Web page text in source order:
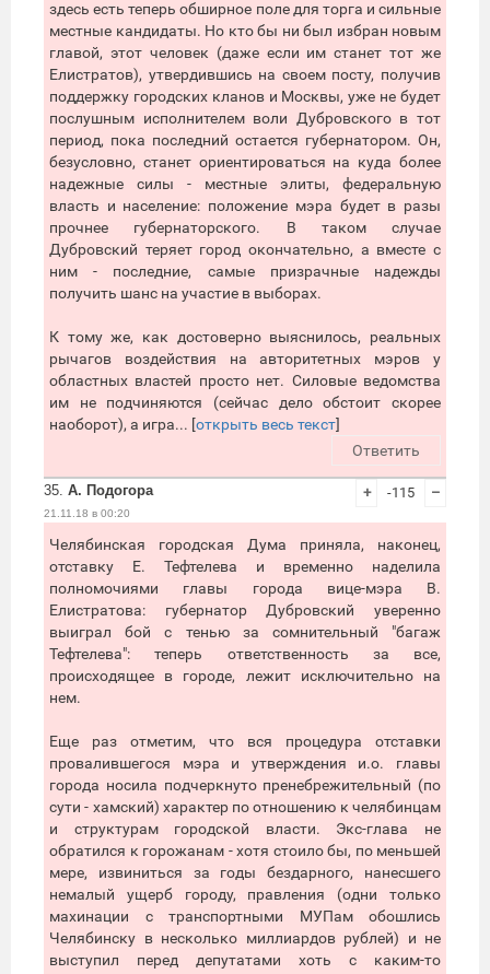
здесь есть теперь обширное поле для торга и сильные
местные кандидаты. Но кто бы ни был избран новым
главой, этот человек (даже если им станет тот же
Елистратов), утвердившись на своем посту, получив
поддержку городских кланов и Москвы, уже не будет
послушным исполнителем воли Дубровского в тот
период, пока последний остается губернатором. Он,
безусловно, станет ориентироваться на куда более
надежные силы - местные элиты, федеральную
власть и население: положение мэра будет в разы
прочнее губернаторского. В таком случае
Дубровский теряет город окончательно, а вместе с
ним - последние, самые призрачные надежды
получить шанс на участие в выборах.
К тому же, как достоверно выяснилось, реальных
рычагов воздействия на авторитетных мэров у
областных властей просто нет. Силовые ведомства
им не подчиняются (сейчас дело обстоит скорее
наоборот), а игра... [открыть весь текст]
Ответить
35. А. Подогора
21.11.18 в 00:20
+ -115 –
Челябинская городская Дума приняла, наконец,
отставку Е. Тефтелева и временно наделила
полномочиями главы города вице-мэра В.
Елистратова: губернатор Дубровский уверенно
выиграл бой с тенью за сомнительный "багаж
Тефтелева": теперь ответственность за все,
происходящее в городе, лежит исключительно на
нем.
Еще раз отметим, что вся процедура отставки
провалившегося мэра и утверждения и.о. главы
города носила подчеркнуто пренебрежительный (по
сути - хамский) характер по отношению к челябинцам
и структурам городской власти. Экс-глава не
обратился к горожанам - хотя стоило бы, по меньшей
мере, извиниться за годы бездарного, нанесшего
немалый ущерб городу, правления (одни только
махинации с транспортными МУПам обошлись
Челябинску в несколько миллиардов рублей) и не
выступил перед депутатами хоть с каким-то